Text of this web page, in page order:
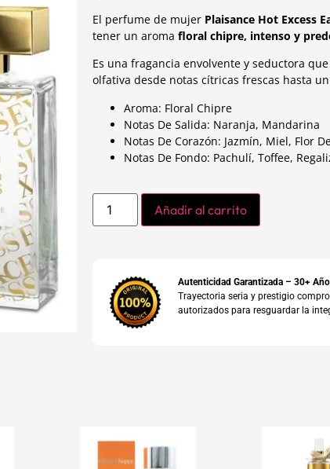
El perfume de mujer Plaisance Hot Excess
tener un aroma floral chipre, intenso y
Es una fragancia envolvente y seductora
olfativa desde notas cítricas frescas hasta
Aroma: Floral Chipre
Notas De Salida: Naranja, Mandarina
Notas De Corazón: Jazmín, Miel, Flor
Notas De Fondo: Pachulí, Toffee,
Añadir al carrito
Autenticidad Garantizada – 30+
Trayectoria seria y prestigio
autorizados para resguardar la